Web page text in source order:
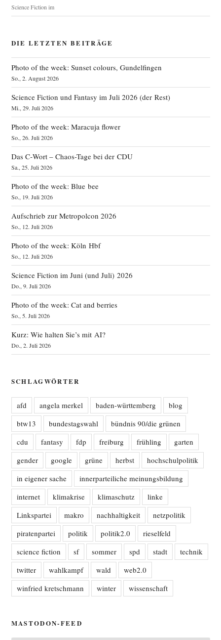
Science Fiction im
DIE LETZTEN BEITRÄGE
Photo of the week: Sunset colours, Gundelfingen
So., 2. August 2026
Science Fiction und Fantasy im Juli 2026 (der Rest)
Mi., 29. Juli 2026
Photo of the week: Maracuja flower
So., 26. Juli 2026
Das C‑Wort – Chaos-Tage bei der CDU
Sa., 25. Juli 2026
Photo of the week: Blue bee
So., 19. Juli 2026
Aufschrieb zur Metropolcon 2026
So., 12. Juli 2026
Photo of the week: Köln Hbf
So., 12. Juli 2026
Science Fiction im Juni (und Juli) 2026
Do., 9. Juli 2026
Photo of the week: Cat and berries
So., 5. Juli 2026
Kurz: Wie halten Sie’s mit AI?
Do., 2. Juli 2026
SCHLAGWÖRTER
afd angela merkel baden-württemberg
blog
btw13
bundestagswahl
bündnis 90/die grünen
cdu
fantasy fdp freiburg frühling
garten
gender
google grüne herbst
hochschulpolitik
in eigener sache
innerparteiliche meinungsbildung
internet
klimakrise klimaschutz
linke
Linkspartei
makro nachhaltigkeit
netzpolitik
piratenpartei
politik politik2.0
rieselfeld
science fiction
sf sommer spd stadt
technik
twitter
wahlkampf wald
web2.0
winfried kretschmann
winter wissenschaft
MASTODON-FEED